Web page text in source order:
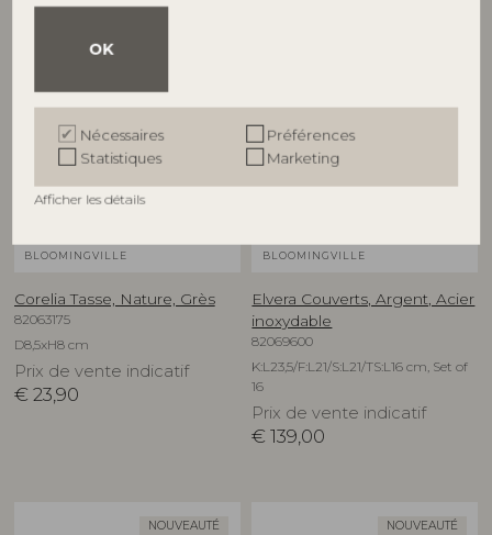
OK
Nécessaires
Préférences
Statistiques
Marketing
Afficher les détails
BLOOMINGVILLE
Corelia Tasse, Nature, Grès
82063175
D8,5xH8 cm
Prix de vente indicatif
€ 23,90
BLOOMINGVILLE
Elvera Couverts, Argent, Acier
inoxydable
82069600
K:L23,5/F:L21/S:L21/TS:L16 cm, Set of
16
Prix de vente indicatif
€ 139,00
NOUVEAUTÉ NOUVEAUTÉ